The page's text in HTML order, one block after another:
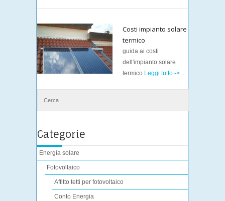
Costi impianto solare
termico
guida ai costi
dell'impianto solare
termico Leggi tutto -> ..
Categorie
Energia solare
Fotovoltaico
Affitto tetti per fotovoltaico
Conto Energia